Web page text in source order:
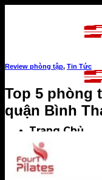
Trang Chủ
Giới Thiệu
PROFILE
Sài Gòn
Hà Nội
Review phòng tập, Tin Tức
Top 5 phòng
quận Bình